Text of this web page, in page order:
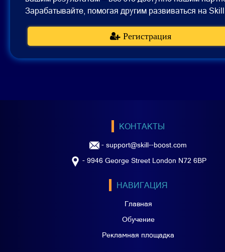
Зарабатывайте, помогая другим развиваться на
Регистрация
КОНТАКТЫ
- support@skill--boost.com
- 9946 George Street London N72 6BP
НАВИГАЦИЯ
Главная
Обучение
Рекламная площадка